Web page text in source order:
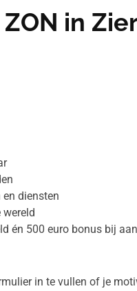
in
diensten
wereld
én 500 euro bonus bij
in te vullen of je